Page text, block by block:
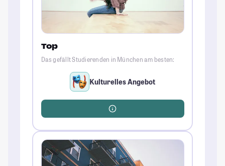
Top
Das gefällt Studierenden in München am besten:
Kulturelles Angebot